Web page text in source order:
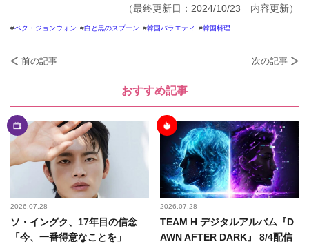
（最終更新日：2024/10/23 内容更新）
ペク・ジョンウォン 白と黒のスプーン 韓国バラエティ 韓国料理
前の記事 次の記事
おすすめ記事
2026.07.28
ソ・イングク、17年目の信念
「今、一番得意なことを」
2026.07.28
TEAM H デジタルアルバム『D
AWN AFTER DARK』 8/4配信